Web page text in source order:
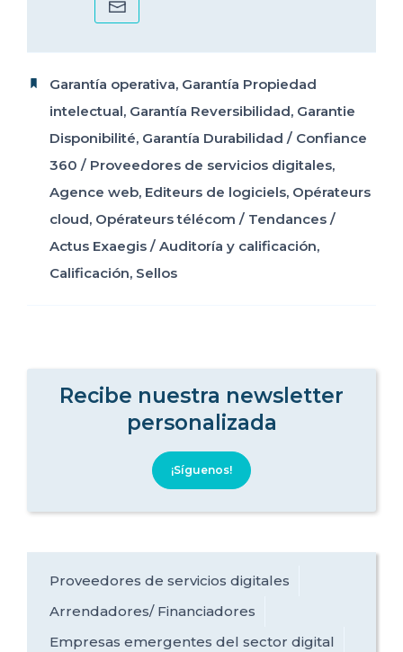
Garantía operativa, Garantía Propiedad
intelectual, Garantía Reversibilidad, Garantie
Disponibilité, Garantía Durabilidad / Confiance
360 / Proveedores de servicios digitales,
Agence web, Editeurs de logiciels, Opérateurs
cloud, Opérateurs télécom / Tendances /
Actus Exaegis / Auditoría y calificación,
Calificación, Sellos
Recibe nuestra newsletter
personalizada
¡Síguenos!
Proveedores de servicios digitales
Arrendadores/ Financiadores
Empresas emergentes del sector digital